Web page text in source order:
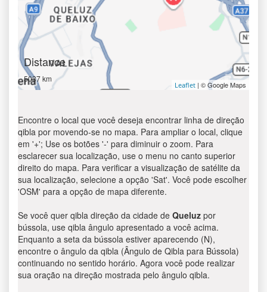
Distance
5037 km
Leaflet | © Google Maps
Encontre o local que você deseja encontrar linha de direção
qibla por movendo-se no mapa. Para ampliar o local, clique
em '+'; Use os botões '-' para diminuir o zoom. Para
esclarecer sua localização, use o menu no canto superior
direito do mapa. Para verificar a visualização de satélite da
sua localização, selecione a opção 'Sat'. Você pode escolher
'OSM' para a opção de mapa diferente.
Se você quer qibla direção da cidade de Queluz por
bússola, use qibla ângulo apresentado a você acima.
Enquanto a seta da bússola estiver aparecendo (N),
encontre o ângulo da qibla (Ângulo de Qibla para Bússola)
continuando no sentido horário. Agora você pode realizar
sua oração na direção mostrada pelo ângulo qibla.